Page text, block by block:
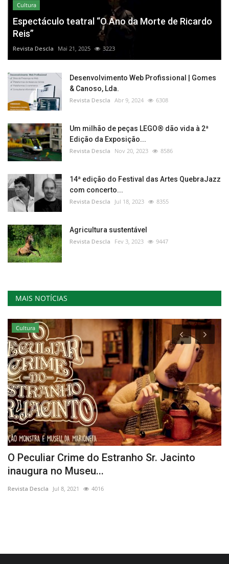
Cultura
Espectáculo teatral “O Ano da Morte de Ricardo
Reis”
Revista Descla Mai 21, 2025 3223
Desenvolvimento Web Profissional | Gomes
& Canoso, Lda.
Revista Descla Abr 9, 2024 6308
Um milhão de peças LEGO® dão vida à 2ª
Edição da Exposição...
Revista Descla Nov 20, 2023 8586
14ª edição do Festival das Artes QuebraJazz
com concerto...
Revista Descla Jul 18, 2023 8355
Agricultura sustentável
Revista Descla Fev 3, 2023 9447
MAIS NOTÍCIAS
Cultura
O Peculiar Crime do Estranho Sr. Jacinto
inaugura no Museu...
Revista Descla Jul 8, 2021 4016